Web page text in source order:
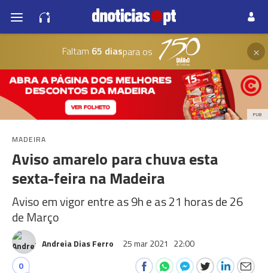
Faltam 65 diaspara os ×
PUB
MADEIRA
Aviso amarelo para chuva esta
sexta-feira na Madeira
Aviso em vigor entre as 9h e as 21 horas de 26
de Março
Andreia Dias Ferro 25 mar 2021 22:00
0